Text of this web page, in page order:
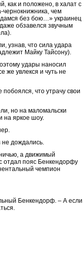
как и положено, в халат с
чем
без бою…» украинец
обзавелся звучным
узнав, что сила удара
Майку Тайсону).
удары наносил
же увлекся и чуть не
что утрачу свои
но на маломальски
на яркое шоу.
не дождались.
а движимый
отдал пояс Бенкендорфу
чемпион
Бенкендорф. – А если